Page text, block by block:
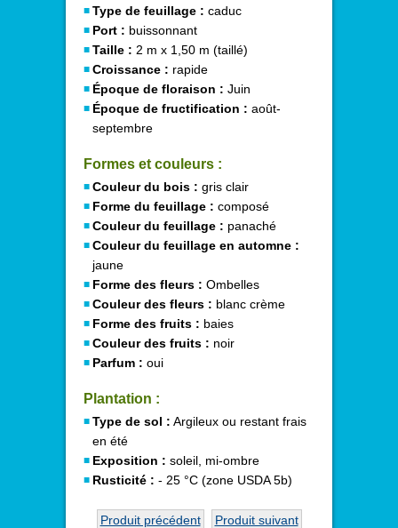
Type de feuillage : caduc
Port : buissonnant
Taille : 2 m x 1,50 m (taillé)
Croissance : rapide
Époque de floraison : Juin
Époque de fructification : août-
septembre
Formes et couleurs :
Couleur du bois : gris clair
Forme du feuillage : composé
Couleur du feuillage : panaché
Couleur du feuillage en automne :
jaune
Forme des fleurs : Ombelles
Couleur des fleurs : blanc crème
Forme des fruits : baies
Couleur des fruits : noir
Parfum : oui
Plantation :
Type de sol : Argileux ou restant frais
en été
Exposition : soleil, mi-ombre
Rusticité : - 25 °C (zone USDA 5b)
Produit précédent Produit suivant